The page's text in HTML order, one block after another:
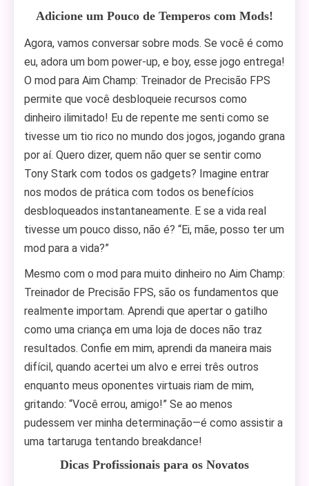
Adicione um Pouco de Temperos com Mods!
Agora, vamos conversar sobre mods. Se você é como
eu, adora um bom power-up, e boy, esse jogo entrega!
O mod para Aim Champ: Treinador de Precisão FPS
permite que você desbloqueie recursos como
dinheiro ilimitado! Eu de repente me senti como se
tivesse um tio rico no mundo dos jogos, jogando grana
por aí. Quero dizer, quem não quer se sentir como
Tony Stark com todos os gadgets? Imagine entrar
nos modos de prática com todos os benefícios
desbloqueados instantaneamente. E se a vida real
tivesse um pouco disso, não é? “Ei, mãe, posso ter um
mod para a vida?”
Mesmo com o mod para muito dinheiro no Aim Champ:
Treinador de Precisão FPS, são os fundamentos que
realmente importam. Aprendi que apertar o gatilho
como uma criança em uma loja de doces não traz
resultados. Confie em mim, aprendi da maneira mais
difícil, quando acertei um alvo e errei três outros
enquanto meus oponentes virtuais riam de mim,
gritando: “Você errou, amigo!” Se ao menos
pudessem ver minha determinação—é como assistir a
uma tartaruga tentando breakdance!
Dicas Profissionais para os Novatos